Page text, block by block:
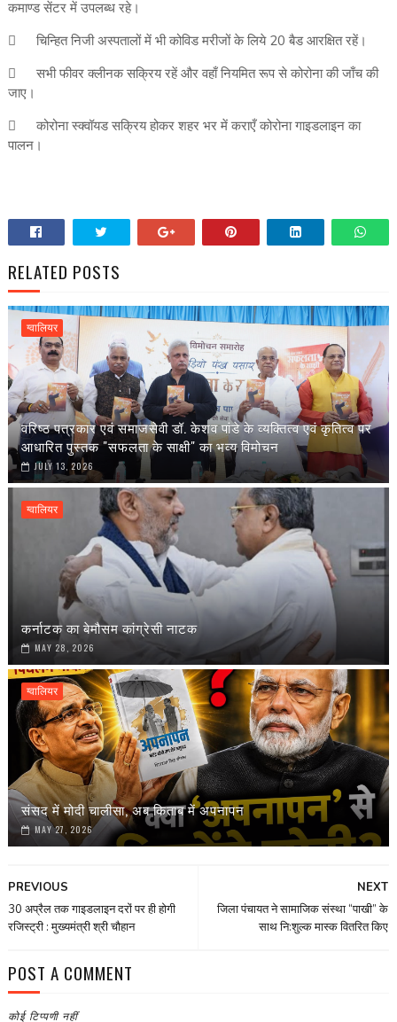
कमाण्ड सेंटर में उपलब्ध रहे।

चिन्हित निजी अस्पतालों में भी कोविड मरीजों के लिये 20 बैड आरक्षित रहें।

सभी फीवर क्लीनक सक्रिय रहें और वहाँ नियमित रूप से कोरोना की जाँच की
जाए।

कोरोना स्क्वॉयड सक्रिय होकर शहर भर में कराएँ कोरोना गाइडलाइन का
पालन।
RELATED POSTS
ग्वालियर
वरिष्ठ पत्रकार एवं समाजसेवी डॉ. केशव पांडे के व्यक्तित्व एवं कृतित्व पर
आधारित पुस्तक "सफलता के साक्षी" का भव्य विमोचन
JULY 13, 2026
ग्वालियर
कर्नाटक का बेमौसम कांग्रेसी नाटक
MAY 28, 2026
ग्वालियर
संसद में मोदी चालीसा, अब किताब में अपनापन
MAY 27, 2026
NEXT
जिला पंचायत ने सामाजिक संस्था “पाखी” के
साथ नि:शुल्क मास्क वितरित किए
PREVIOUS
30 अप्रैल तक गाइडलाइन दरों पर ही होगी
रजिस्ट्री : मुख्यमंत्री श्री चौहान
POST A COMMENT
कोई टिप्पणी नहीं